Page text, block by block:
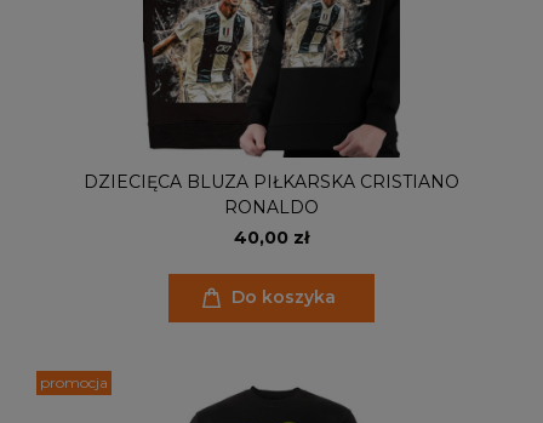
DZIECIĘCA BLUZA PIŁKARSKA CRISTIANO
RONALDO
40,00 zł
Do koszyka
promocja